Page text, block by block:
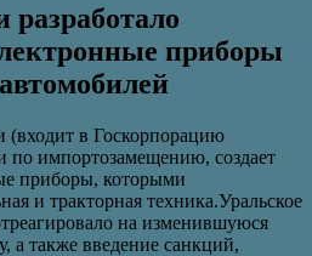
приборы
в Госкорпорацию
по импортозамещению, создает
приборы, которыми
и тракторная техника.Уральское
на изменившуюся
а также введение санкций,